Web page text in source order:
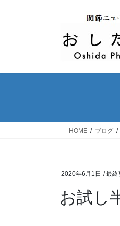
HOME ブログ
2020年6月1日 / 最終
お試し